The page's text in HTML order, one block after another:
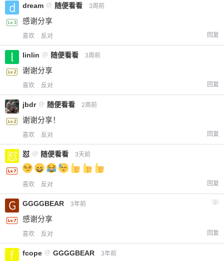
dream @ 随便看看 3周前
感谢分享
喜欢 反对 回复
linlin @ 随便看看 3周前
谢谢分享
喜欢 反对 回复
jbdr @ 随便看看 2周前
谢谢分享！
喜欢 反对 回复
怼 @ 随便看看 3天前
喜欢 反对 回复
GGGGBEAR 3年前 2
感谢分享
喜欢 反对 回复
fcope @ GGGGBEAR 3年前